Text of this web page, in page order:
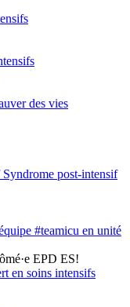
des vies
post-intensif
#teamicu en unité
EPD ES!
en soins intensifs